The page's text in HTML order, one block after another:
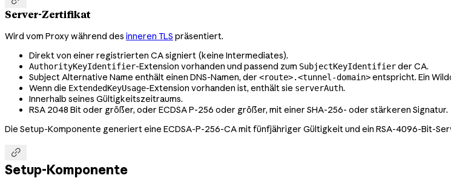
Server-Zertifikat
Wird vom Proxy während des inneren TLS präsentiert.
Direkt von einer registrierten CA signiert (keine Intermediates).
AuthorityKeyIdentifier-Extension vorhanden und passend zum SubjectKeyIdentifierder CA.
Subject Alternative Name enthält einen DNS-Namen, der <route>.<tunnel-domain>entspricht. Ein
Wenn die ExtendedKeyUsage-Extension vorhanden ist, enthält sie serverAuth.
Innerhalb seines Gültigkeitszeitraums.
RSA 2048 Bit oder größer, oder ECDSA P-256 oder größer, mit einer SHA-256- oder stärkeren Signatur.
Die Setup-Komponente generiert eine ECDSA-P-256-CA mit fünfjähriger Gültigkeit und ein RSA-4096-Bit-

Setup-Komponente